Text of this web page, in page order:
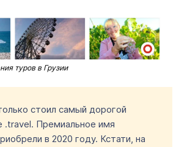
туров в Грузии
стоил самый дорогой
.travel. Премиальное имя
в 2020 году. Кстати, на